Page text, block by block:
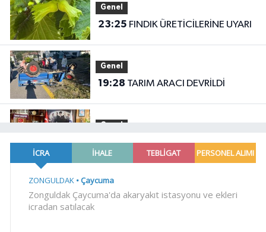
Genel
23:25 FINDIK ÜRETİCİLERİNE UYARI
Genel
19:28 TARIM ARACI DEVRİLDİ
Genel
19:25‘ÖNCELİK İŞÇİ SAĞLIĞI’
19:15 Cumhurbaşkanı Erdoğan'dan